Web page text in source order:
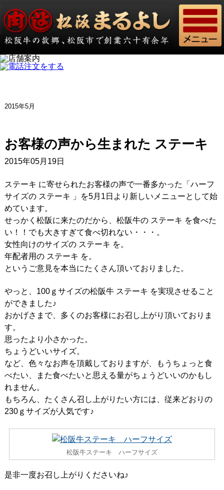
2015年5月
お客様の声から生まれた ステーキ
2015年05月19日
ステーキ に寄せられたお客様の声で一番多かった「ハーフ
サイズの ステーキ 」を5月1日より新しいメニューとして始
めています。
せっかく松阪に来たのだから、松阪牛の ステーキ を食べた
い！！でも大きすぎて食べ切れない・・・。
女性向けのサイズの ステーキ を。
年配者用の ステーキ を。
というご意見を本当にたくさん頂いておりました。
やっと、100ｇサイズの松阪牛 ステーキ を実現させること
ができました♪
おかげさまで、多くのお客様にお召し上がり頂いておりま
す。
思ったより小さかった。
ちょうどいいサイズ。
など、色々なお声を頂戴しておりますが、もうちょっと食
べたい、また食べたいと思える量がちょうどいいのかもし
れません。
もちろん、たくさん召し上がりたい方には、従来どおりの
230ｇサイズが人気です♪
松阪牛ステーキ ハーフサイズ
是非一度お召し上がりくださいね♪